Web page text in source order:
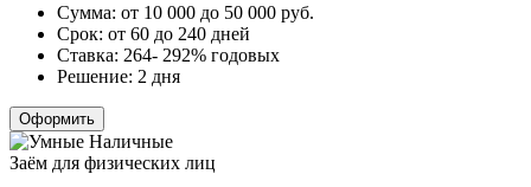
Сумма: от 10 000 до 50 000 руб.
Срок: от 60 до 240 дней
Ставка: 264- 292% годовых
Решение: 2 дня
Оформить
Заём для физических лиц